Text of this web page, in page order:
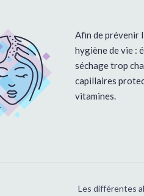
Afin de prévenir
hygiène de vie :
séchage trop
capillaires
vitamines.
Les différentes